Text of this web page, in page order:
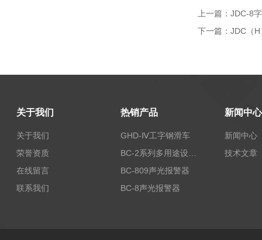
上一篇： JDC-8
下一篇： JDC（
关于我们
关于我们
荣誉资质
在线留言
联系我们
热销产品
GHD-Ⅳ工字钢滑车
BC-809声光报警器
BC-8声光报警器
新闻中心
新闻中心
技术文章